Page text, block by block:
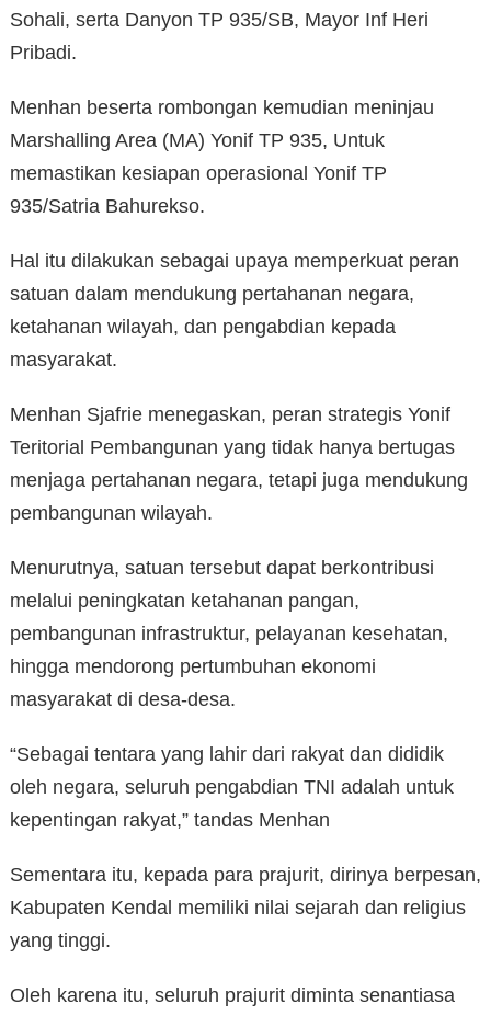
Sohali, serta Danyon TP 935/SB, Mayor Inf Heri
Pribadi.
Menhan beserta rombongan kemudian meninjau
Marshalling Area (MA) Yonif TP 935, Untuk
memastikan kesiapan operasional Yonif TP
935/Satria Bahurekso.
Hal itu dilakukan sebagai upaya memperkuat peran
satuan dalam mendukung pertahanan negara,
ketahanan wilayah, dan pengabdian kepada
masyarakat.
Menhan Sjafrie menegaskan, peran strategis Yonif
Teritorial Pembangunan yang tidak hanya bertugas
menjaga pertahanan negara, tetapi juga mendukung
pembangunan wilayah.
Menurutnya, satuan tersebut dapat berkontribusi
melalui peningkatan ketahanan pangan,
pembangunan infrastruktur, pelayanan kesehatan,
hingga mendorong pertumbuhan ekonomi
masyarakat di desa-desa.
“Sebagai tentara yang lahir dari rakyat dan dididik
oleh negara, seluruh pengabdian TNI adalah untuk
kepentingan rakyat,” tandas Menhan
Sementara itu, kepada para prajurit, dirinya berpesan,
Kabupaten Kendal memiliki nilai sejarah dan religius
yang tinggi.
Oleh karena itu, seluruh prajurit diminta senantiasa